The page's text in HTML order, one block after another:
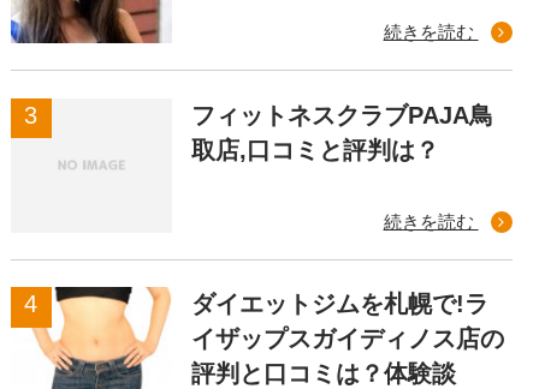
続きを読む
フィットネスクラブPAJA鳥
取店,口コミと評判は？
続きを読む
ダイエットジムを札幌で!ラ
イザップスガイディノス店の
評判と口コミは？体験談